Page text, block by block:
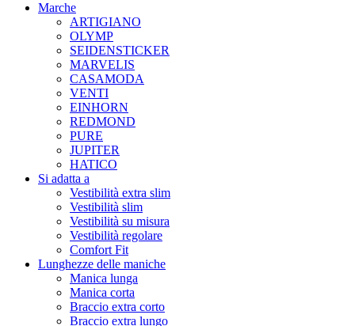
Marche
ARTIGIANO
OLYMP
SEIDENSTICKER
MARVELIS
CASAMODA
VENTI
EINHORN
REDMOND
PURE
JUPITER
HATICO
Si adatta a
Vestibilità extra slim
Vestibilità slim
Vestibilità su misura
Vestibilità regolare
Comfort Fit
Lunghezze delle maniche
Manica lunga
Manica corta
Braccio extra corto
Braccio extra lungo